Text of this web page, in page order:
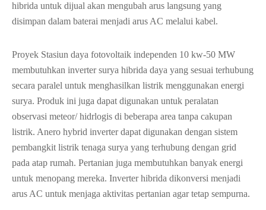
hibrida untuk dijual akan mengubah arus langsung yang
disimpan dalam baterai menjadi arus AC melalui kabel.
Proyek Stasiun daya fotovoltaik independen 10 kw-50 MW
membutuhkan inverter surya hibrida daya yang sesuai terhubung
secara paralel untuk menghasilkan listrik menggunakan energi
surya. Produk ini juga dapat digunakan untuk peralatan
observasi meteor/ hidrlogis di beberapa area tanpa cakupan
listrik. Anero hybrid inverter dapat digunakan dengan sistem
pembangkit listrik tenaga surya yang terhubung dengan grid
pada atap rumah. Pertanian juga membutuhkan banyak energi
untuk menopang mereka. Inverter hibrida dikonversi menjadi
arus AC untuk menjaga aktivitas pertanian agar tetap sempurna.